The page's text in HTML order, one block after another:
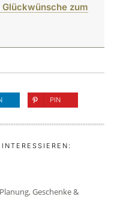
zum
PIN
Geschenke &